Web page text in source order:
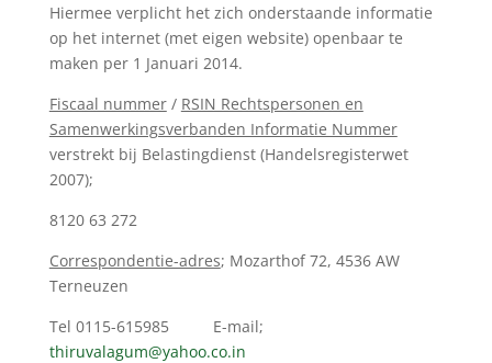
Hiermee verplicht het zich onderstaande informatie
op het internet (met eigen website) openbaar te
maken per 1 Januari 2014.
Fiscaal nummer/ RSIN Rechtspersonen en
Samenwerkingsverbanden Informatie Nummer
verstrekt bij Belastingdienst (Handelsregisterwet
2007);
8120 63 272
Correspondentie-adres; Mozarthof 72, 4536 AW
Terneuzen
Tel 0115-615985 E-mail;
thiruvalagum@yahoo.co.in